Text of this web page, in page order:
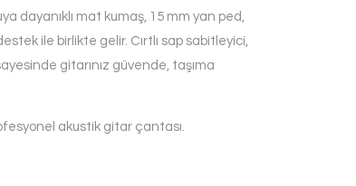
dayanıklı mat kumaş, 15 mm yan ped,
ile birlikte gelir. Cırtlı sap sabitleyici,
gitarınız güvende, taşıma
akustik gitar çantası.